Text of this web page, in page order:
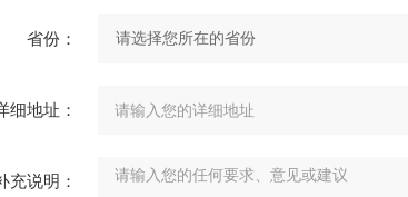
省份：
细地址：
充说明：